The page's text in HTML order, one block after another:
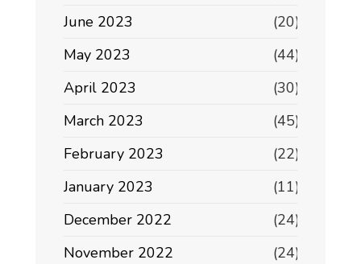
June 2023
(20)
May 2023
(44)
April 2023
(30)
March 2023
(45)
February 2023
(22)
January 2023
(11)
December 2022
(24)
November 2022
(24)